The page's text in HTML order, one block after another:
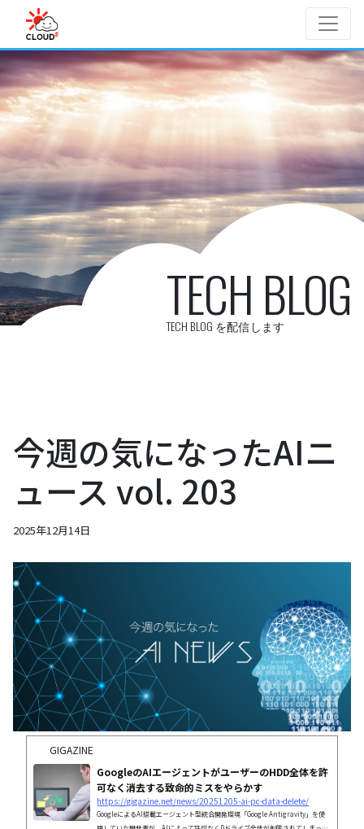
Skip to main content
TECH BLOG
TECH BLOG を配信します
今週の気になったAIニ
ュース vol. 203
2025年12月14日
GIGAZINE
GoogleのAIエージェントがユーザーのHDD全体を許
可なく消去する致命的ミスをやらかす
https://gigazine.net/news/20251205-ai-pc-data-delete/
GoogleによるAI搭載エージェント型統合開発環境「Google Antigravity」を使